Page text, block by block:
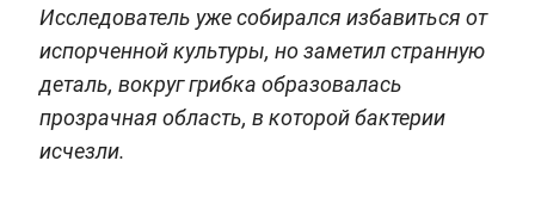
Исследователь уже собирался избавиться от
испорченной культуры, но заметил странную
деталь, вокруг грибка образовалась
прозрачная область, в которой бактерии
исчезли.